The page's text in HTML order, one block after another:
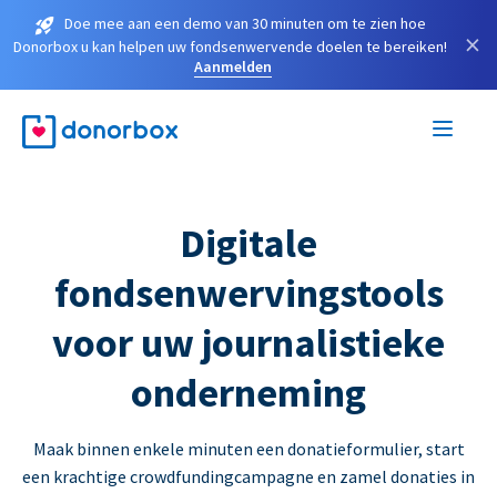
Doe mee aan een demo van 30 minuten om te zien hoe
Donorbox u kan helpen uw fondsenwervende doelen te bereiken!
Aanmelden
×
Digitale
fondsenwervingstools
voor uw journalistieke
onderneming
Maak binnen enkele minuten een donatieformulier, start
een krachtige crowdfundingcampagne en zamel donaties in